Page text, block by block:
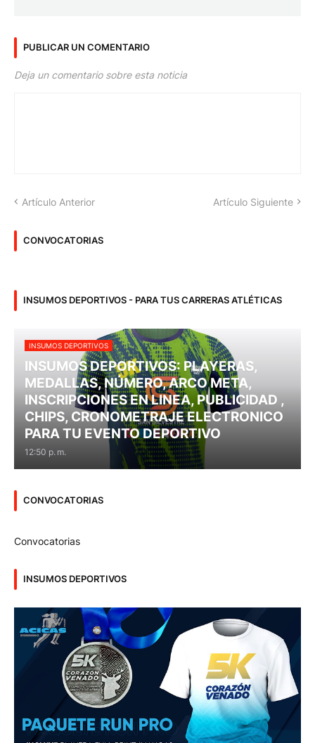
PUBLICAR UN COMENTARIO
Deja un comentario sobre esta noticia
Artículo Anterior Artículo Siguiente
CONVOCATORIAS
INSUMOS DEPORTIVOS - PARA TUS CARRERAS ATLÉTICAS
INSUMOS DEPORTIVOS
INSUMOS DEPORTIVOS: PLAYERAS,
MEDALLAS, NÚMERO, ARCO META,
INSCRIPCIONES EN LINEA, PUBLICIDAD ,
CHIPS, CRONOMETRAJE ELECTRONICO
PARA TU EVENTO DEPORTIVO
12:50 p. m.
CONVOCATORIAS
Convocatorias
INSUMOS DEPORTIVOS